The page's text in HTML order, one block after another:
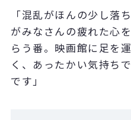
「混乱がほんの少し落
がみなさんの疲れた心
らう番。映画館に足を
く、あったかい気持ち
です」